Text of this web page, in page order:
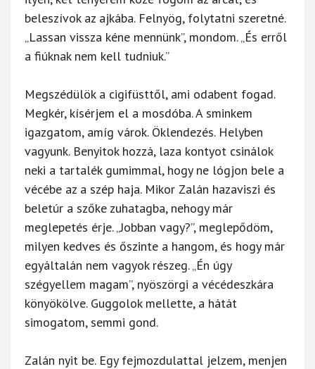
beleszívok az ajkába. Felnyög, folytatni szeretné.
„Lassan vissza kéne mennünk”, mondom. „És erről
a fiúknak nem kell tudniuk.”
Megszédülök a cigifüsttől, ami odabent fogad.
Megkér, kísérjem el a mosdóba. A sminkem
igazgatom, amíg várok. Öklendezés. Helyben
vagyunk. Benyitok hozzá, laza kontyot csinálok
neki a tartalék gumimmal, hogy ne lógjon bele a
vécébe az a szép haja. Mikor Zalán hazaviszi és
beletúr a szőke zuhatagba, nehogy már
meglepetés érje. „Jobban vagy?”, meglepődöm,
milyen kedves és őszinte a hangom, és hogy már
egyáltalán nem vagyok részeg. „Én úgy
szégyellem magam”, nyöszörgi a vécédeszkára
könyökölve. Guggolok mellette, a hátát
simogatom, semmi gond.
Zalán nyit be. Egy fejmozdulattal jelzem, menjen